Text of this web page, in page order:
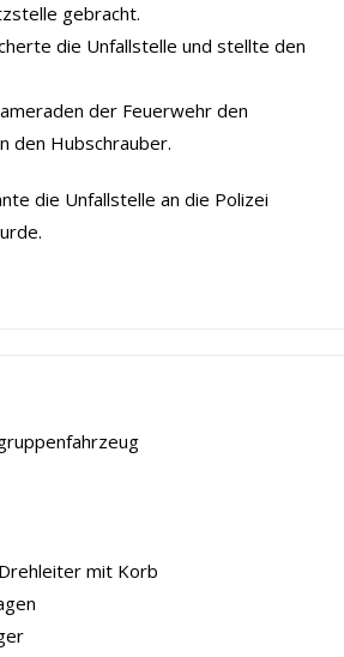
gebracht.
die Unfallstelle und stellte den
der Feuerwehr den
den Hubschrauber.
die Unfallstelle an die Polizei
mit Korb